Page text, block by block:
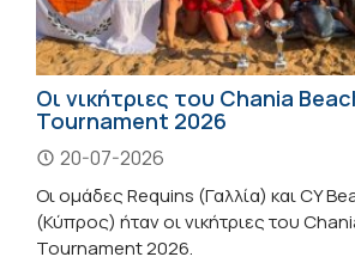
Οι νικήτριες του Chania
Tournament 2026
20-07-2026
Οι ομάδες Requins (Γαλλία) και CY
(Κύπρος) ήταν οι νικήτριες του
Tournament 2026.